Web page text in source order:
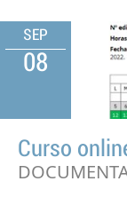
SEP
08
Curso